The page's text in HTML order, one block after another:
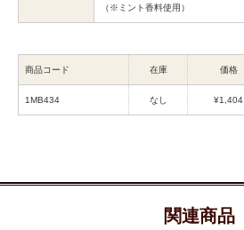
（※ミント香料使用）
商品コード 在庫 価格
1MB434 なし ¥1,404
関連商品